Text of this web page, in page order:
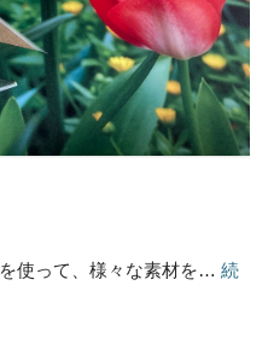
使って、様々な素材を… 続